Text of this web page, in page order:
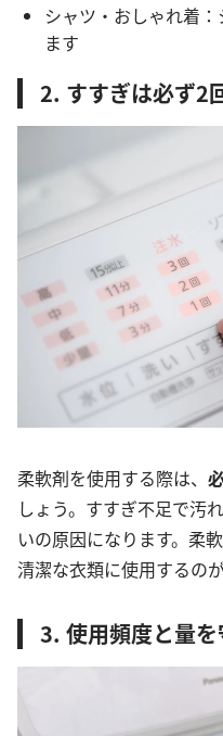
シャツ・おしゃれ着
ます
2. すすぎは必ず2
柔軟剤を使用する際は、
しょう。すすぎ不足で汚
いの原因になります。柔
清潔な衣類に使用するのが
3. 使用頻度と量を